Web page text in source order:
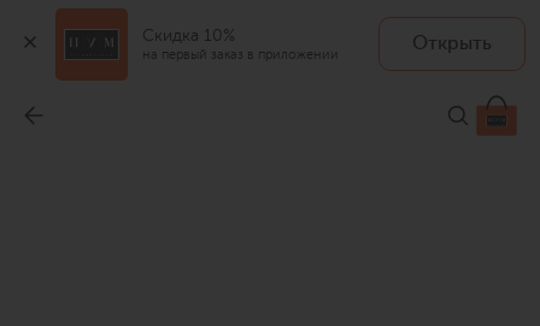
Скидка 10%
на первый заказ в приложении
Открыть
45 200 ₽